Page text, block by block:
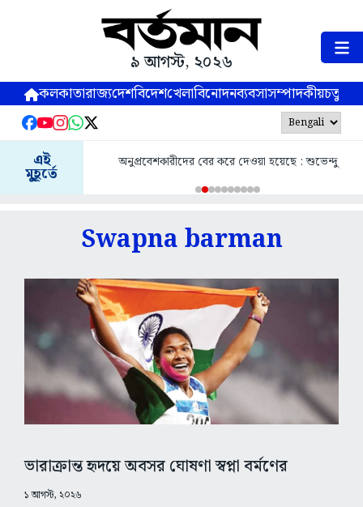
৯ আগস্ট, ২০২৬
কলকাতারাজ্যদেশবিদেশখেলাবিনোদনব্যবসাসম্পাদকীয়
এই
মুহূর্তে
বীর সেনাদের যোগ্য সম্মান দেবে বিজেপি সরকার : শুভেন্দু
Swapna barman
ভারাক্রান্ত হৃদয়ে অবসর ঘোষণা স্বপ্না বর্মণের
১ আগস্ট, ২০২৬